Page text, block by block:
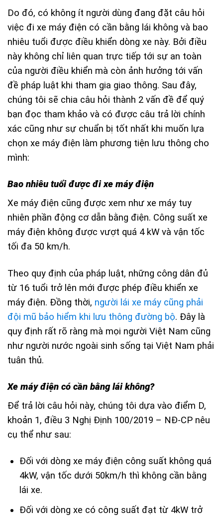
Do đó, có không ít người dùng đang đặt câu hỏi
việc đi xe máy điện có cần bằng lái không và bao
nhiêu tuổi được điều khiển dòng xe này. Bởi điều
này không chỉ liên quan trực tiếp tới sự an toàn
của người điều khiển mà còn ảnh hưởng tới vấn
đề pháp luật khi tham gia giao thông. Sau đây,
chúng tôi sẽ chia câu hỏi thành 2 vấn đề để quý
bạn đọc tham khảo và có được câu trả lời chính
xác cũng như sự chuẩn bị tốt nhất khi muốn lựa
chọn xe máy điện làm phương tiện lưu thông cho
mình:
Bao nhiêu tuổi được đi xe máy điện
Xe máy điện cũng được xem như xe máy tuy
nhiên phần động cơ dẫn bằng điện. Công suất xe
máy điện không được vượt quá 4 kW và vận tốc
tối đa 50 km/h.
Theo quy định của pháp luật, những công dân đủ
từ 16 tuổi trở lên mới được phép điều khiển xe
máy điện. Đồng thời, người lái xe máy cũng phải
đội mũ bảo hiểm khi lưu thông đường bộ. Đây là
quy định rất rõ ràng mà mọi người Việt Nam cũng
như người nước ngoài sinh sống tại Việt Nam phải
tuân thủ.
Xe máy điện có cần bằng lái không?
Để trả lời câu hỏi này, chúng tôi dựa vào điểm D,
khoản 1, điều 3 Nghị Định 100/2019 – NĐ-CP nêu
cụ thể như sau:
Đối với dòng xe máy điện công suất không quá
4kW, vận tốc dưới 50km/h thì không cần bằng
lái xe.
Đối với dòng xe có công suất đạt từ 4kW trở